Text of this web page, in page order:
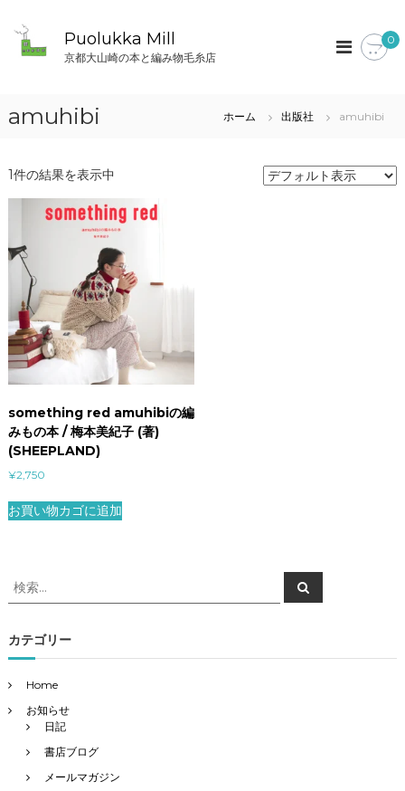
ス
プ
Puolukka Mill
京都大山崎の本と編み物毛糸店
0
amuhibi ホーム 出版社 amuhibi
1件の結果を表示中
something red amuhibiの編
みもの本 / 梅本美紀子 (著)
(SHEEPLAND)
¥2,750
お買い物カゴに追加
検
索
象
:
検
索
カテゴリー
Home
お知らせ
日記
書店ブログ
メールマガジン